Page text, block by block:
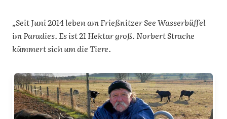
„Seit Juni 2014 leben am Frießnitzer See Wasserbüffel
im Paradies. Es ist 21 Hektar groß. Norbert Strache
kümmert sich um die Tiere.